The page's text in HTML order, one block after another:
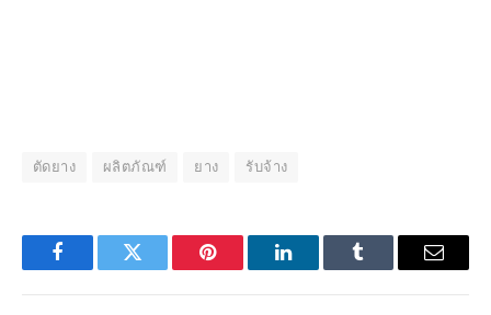
ตัดยาง ผลิตภัณฑ์ ยาง รับจ้าง
FacebookTwitter Pinterest LinkedInTumblr Email